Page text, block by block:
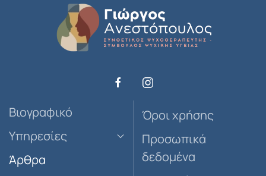
Βιογραφικό
Υπηρεσίες
Άρθρα
Όροι χρήσης
Προσωπικά
δεδομένα